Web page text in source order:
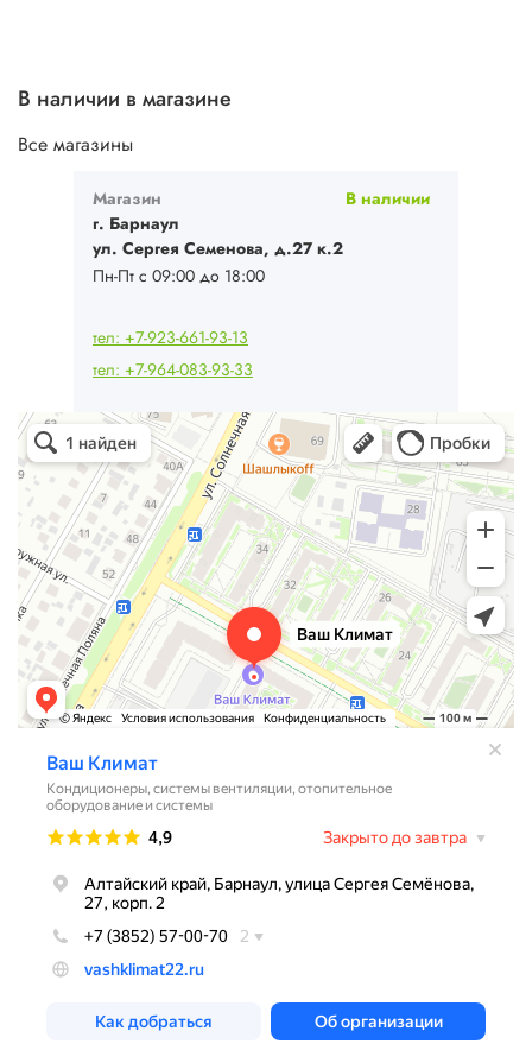
В наличии в магазине
Все магазины
Магазин
В наличии
г. Барнаул
ул. Сергея Семенова, д.27 к.2
Пн-Пт с 09:00 до 18:00
тел: +7-923-661-93-13
тел: +7-964-083-93-33
Ваш Климат
Кондиционеры в Барнауле
Системы вентиляции в Барнауле